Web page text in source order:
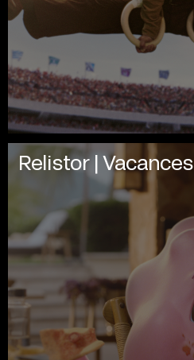
Relistor | Vacances